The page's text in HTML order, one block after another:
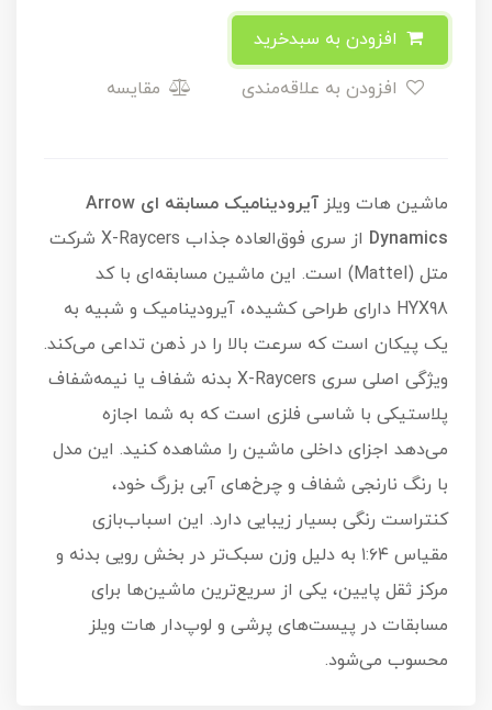
مقایسه
ماشین هات ویلز آیرودینامیک مسابقه ای Arrow
Dynamics
از سری فوق‌العاده جذاب X-Raycers شرکت
متل (Mattel) است. این ماشین مسابقه‌ای با کد
HYX98 دارای طراحی کشیده، آیرودینامیک و شبیه به
یک پیکان است که سرعت بالا را در ذهن تداعی می‌کند.
ویژگی اصلی سری X-Raycers بدنه شفاف یا نیمه‌شفاف
پلاستیکی با شاسی فلزی است که به شما اجازه
می‌دهد اجزای داخلی ماشین را مشاهده کنید. این مدل
با رنگ نارنجی شفاف و چرخ‌های آبی بزرگ خود،
کنتراست رنگی بسیار زیبایی دارد. این اسباب‌بازی
مقیاس ۱:۶۴ به دلیل وزن سبک‌تر در بخش رویی بدنه و
مرکز ثقل پایین، یکی از سریع‌ترین ماشین‌ها برای
مسابقات در پیست‌های پرشی و لوپ‌دار هات ویلز
محسوب می‌شود.